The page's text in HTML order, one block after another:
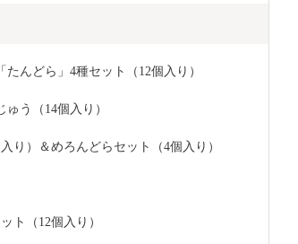
んどら」4種セット（12個入り）
う（14個入り）
り）＆めろんどらセット（4個入り）
ト（12個入り）